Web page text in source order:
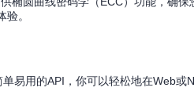
。
易用的API，你可以轻松地在Web或